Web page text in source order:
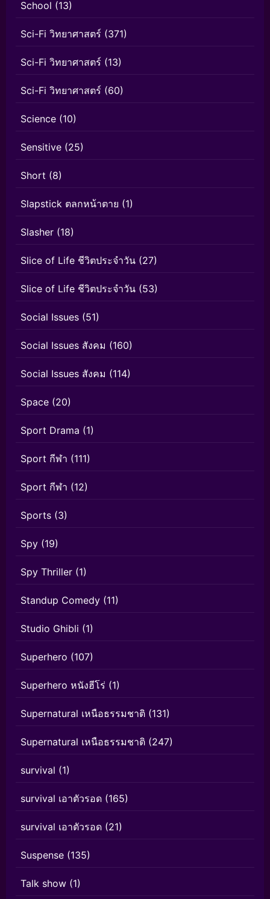
School (13)
Sci-Fi วิทยาศาสตร์ (371)
Sci-Fi วิทยาศาสตร์ (13)
Sci-Fi วิทยาศาสตร์ (60)
Science (10)
Sensitive (25)
Short (8)
Slapstick ตลกหน้าตาย (1)
Slasher (18)
Slice of Life ชีวิตประจำวัน (27)
Slice of Life ชีวิตประจำวัน (53)
Social Issues (51)
Social Issues สังคม (160)
Social Issues สังคม (114)
Space (20)
Sport Drama (1)
Sport กีฬา (111)
Sport กีฬา (12)
Sports (3)
Spy (19)
Spy Thriller (1)
Standup Comedy (11)
Studio Ghibli (1)
Superhero (107)
Superhero หนังฮีโร่ (1)
Supernatural เหนือธรรมชาติ (131)
Supernatural เหนือธรรมชาติ (247)
survival (1)
survival เอาตัวรอด (165)
survival เอาตัวรอด (21)
Suspense (135)
Talk show (1)